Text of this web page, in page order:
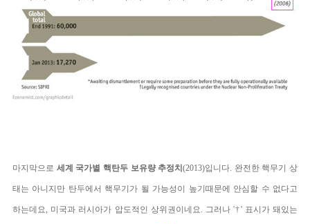
마지막으로 세계 국가별 핵탄두 보유량 추정치(2013)입니다. 완전한 핵무기 상
태는 아니지만 탄두에서 핵무기가 될 가능성이 높기때문에 안심할 수 없다고
하는데요, 미국과 러시아가 압도적인 상위권이네요. 그러나 '†' 표시가 돼있는